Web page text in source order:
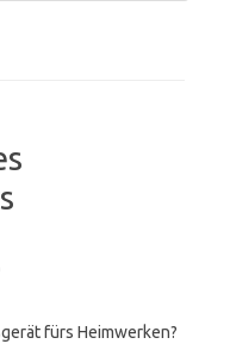
fürs Heimwerken?